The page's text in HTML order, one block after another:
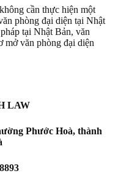
cần thực hiện một
phòng đại diện tại Nhật
tại Nhật Bản, văn
mở văn phòng đại diện
LAW
Phước Hoà, thành